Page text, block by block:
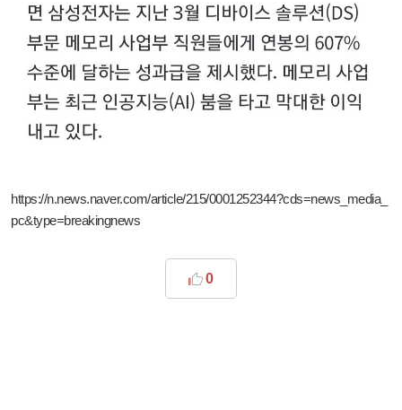
https://n.news.naver.com/article/215/0001252344?cds=news_media_
pc&type=breakingnews
0